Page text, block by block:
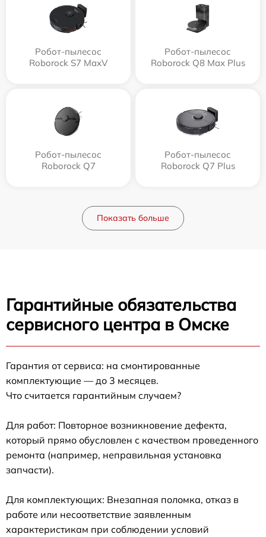
Робот-пылесос
Roborock S7 MaxV
Робот-пылесос
Roborock Q8 Max Plus
Робот-пылесос
Roborock Q7
Робот-пылесос
Roborock Q7 Plus
Показать больше
Гарантийные обязательства
сервисного центра в Омске
Гарантия от сервиса: на смонтированные
комплектующие — до 3 месяцев.
Что считается гарантийным случаем?
Для работ: Повторное возникновение дефекта,
который прямо обусловлен с качеством проведенного
ремонта (например, неправильная установка
запчасти).
Для комплектующих: Внезапная поломка, отказ в
работе или несоответствие заявленным
характеристикам при соблюдении условий